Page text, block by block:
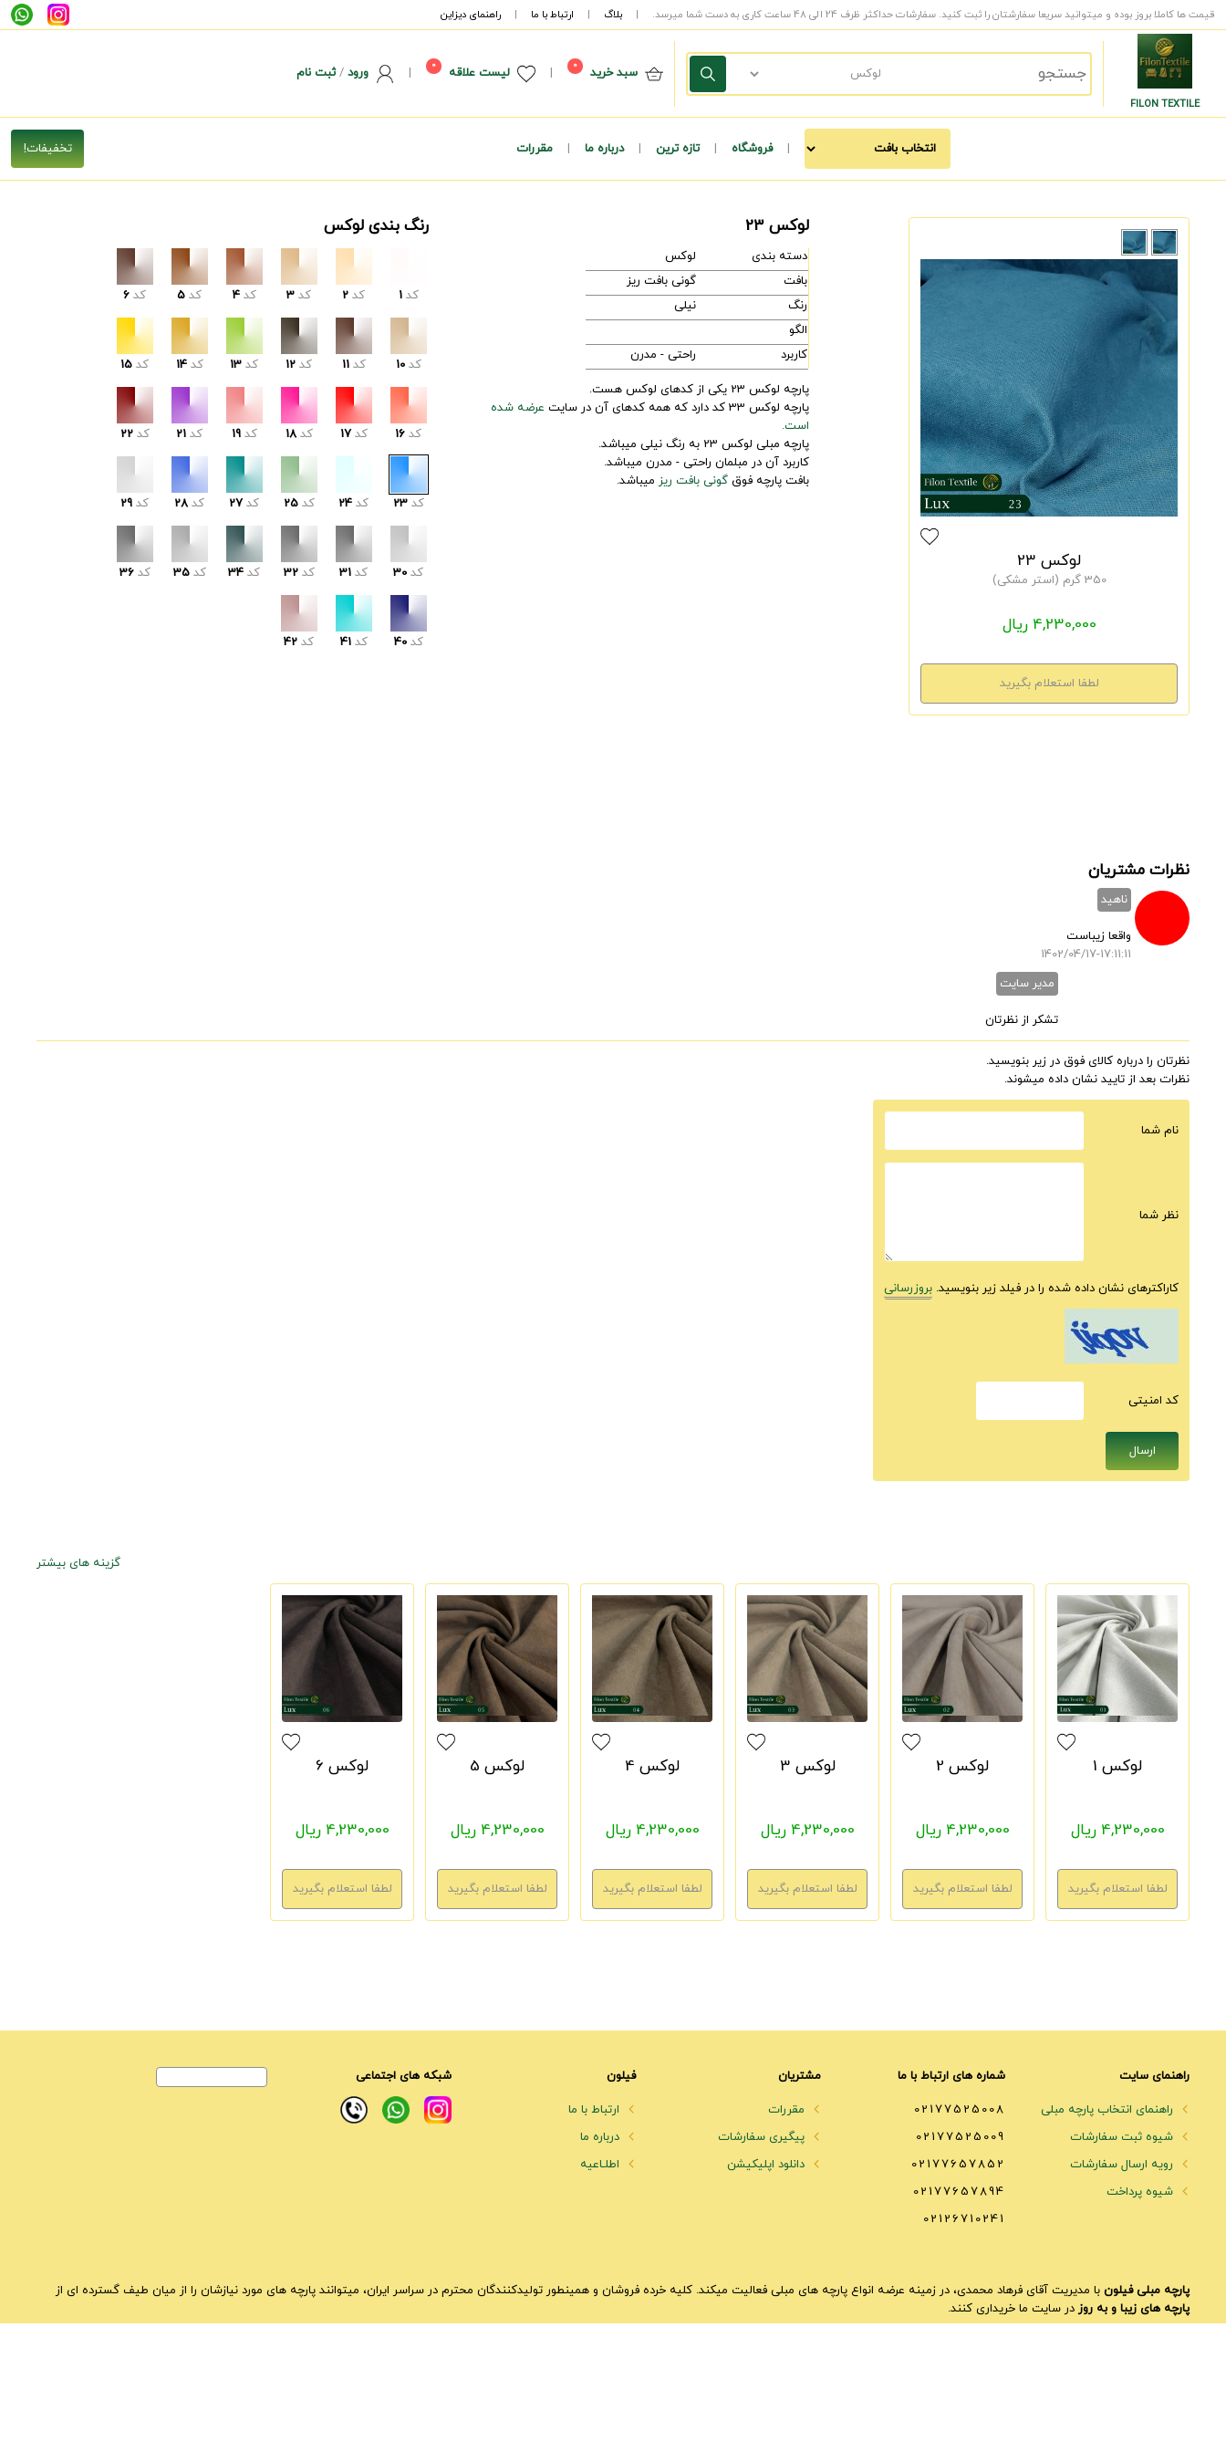
قیمت ها کاملا بروز بوده و میتوانید سریعا سفارشتان را ثبت کنید. سفارشات حداکثر ظرف 24 الی 48 ساعت کاری به دست شما میرسد. | بلاگ | ارتباط با ما | راهنمای دیزاین
FILON TEXTILE
سبد خرید 0
| لیست علاقه 0
| ورود/ثبت نام
| فروشگاه | تازه ترین | درباره ما | مقررات
لوکس 23
350 گرم (استر مشکی)
4,230,000 ریال
لوکس 23
دسته بندی
لوکس
بافت
گونی بافت ریز
رنگ
نیلی
الگو
کاربرد
راحتی - مدرن
پارچه لوکس 23 یکی از کدهای لوکس هست.
پارچه لوکس 33 کد دارد که همه کدهای آن در سایت
عرضه شده
است.
پارچه مبلی لوکس 23 به رنگ نیلی میباشد.
کاربرد آن در مبلمان راحتی - مدرن میباشد.
بافت پارچه فوقگونی بافت ریز میباشد.
رنگ بندی لوکس
کد 1 کد 2 کد 3 کد 4 کد 5 کد 6
کد 10 کد 11 کد 12 کد 13 کد 14 کد 15
کد 16 کد 17 کد 18 کد 19 کد 21 کد 22
کد 23 کد 24 کد 25 کد 27 کد 28 کد 29
کد 30 کد 31 کد 32 کد 34 کد 35 کد 36
کد 40 کد 41 کد 42
نظرات مشتریان
ناهید
واقعا زیباست
1402/04/17-17:11:11
مدیر سایت
تشکر از نظرتان
نظرتان را درباره کالای فوق در زیر بنویسید.
نظرات بعد از تایید نشان داده میشوند.
نام شما
نظر شما
کاراکترهای نشان داده شده را در فیلد زیر بنویسید. بروزرسانی
كد امنيتى
گزینه های بیشتر
لوکس 1
4,230,000 ریال
لوکس 2
4,230,000 ریال
لوکس 3
4,230,000 ریال
لوکس 4
4,230,000 ریال
لوکس 5
4,230,000 ریال
لوکس 6
4,230,000 ریال
راهنمای سایت
راهنمای انتخاب پارچه مبلی
شیوه ثبت سفارشات
رویه ارسال سفارشات
شیوه پرداخت
شماره های ارتباط با ما
02177525008
02177525009
02177657852
02177657894
02126710241
مشتریان
مقررات
پیگیری سفارشات
دانلود اپلیکیشن
فیلون
ارتباط با ما
درباره ما
اطلـاعیه
شبکه های اجتماعی
پارچه مبلی فیلون با مدیریت آقای فرهاد محمدی، در زمینه عرضه انواع پارچه های مبلی فعالیت میکند. کلیه خرده فروشان و همینطور تولیدکنندگان محترم در سراسر ایران، میتوانند پارچه های مورد نیازشان را از میان طیف گسترده ای از
پارچه های زیبا و به روز در سایت ما خریداری کنند.